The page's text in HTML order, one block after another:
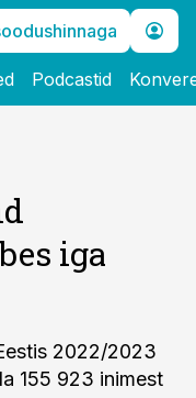
Podcastid
iga
2022/2023
155 923 inimest